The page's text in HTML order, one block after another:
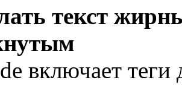
текст
включает теги